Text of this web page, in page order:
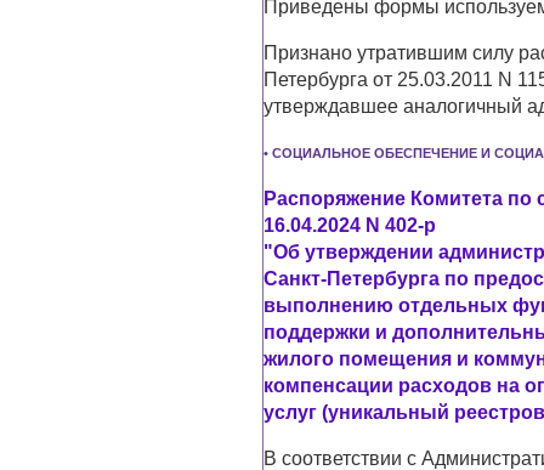
Приведены формы
Признано утратившим силу
Петербурга от 25.03.2011 N
утверждавшее аналогичный
• СОЦИАЛЬНОЕ ОБЕСПЕЧЕНИЕ И
Распоряжение Комитета по
16.04.2024 N 402-р
"Об утверждении
Санкт-Петербурга по
выполнению отдельных
поддержки и
жилого помещения и
компенсации расходов на
услуг (уникальный
В соответствии с